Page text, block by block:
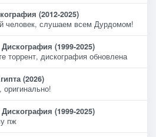
(2012-2025)
человек, слушаем всем Дурдомом!
(1999-2025)
торрент, дискография обновлена
(2026)
(1999-2025)
пж